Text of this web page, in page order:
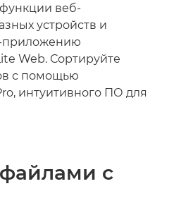
веб-
устройств и
приложению
Web. Сортируйте
с помощью
интуитивного ПО для
с